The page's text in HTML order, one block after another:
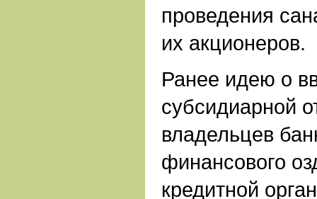
проведения
их акционеров.
Ранее идею о
субсидиарной
владельцев
финансового
кредитной